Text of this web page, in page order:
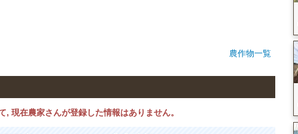
農作物一覧
, 現在農家さんが登録した情報はありません。